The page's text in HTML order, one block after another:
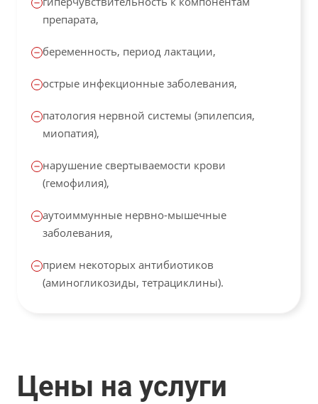
препарата,
беременность, период лактации,
острые инфекционные заболевания,
патология нервной системы (эпилепсия,
миопатия),
нарушение свертываемости крови
(гемофилия),
аутоиммунные нервно-мышечные
заболевания,
прием некоторых антибиотиков
(аминогликозиды, тетрациклины).
Цены на услуги